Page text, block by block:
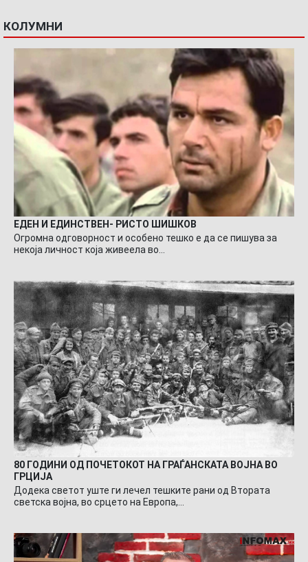
КОЛУМНИ
ЕДЕН И ЕДИНСТВЕН- РИСТО ШИШКОВ
Огромна одговорност и особено тешко е да се пишува за
некоја личност која живеела во…
80 ГОДИНИ ОД ПОЧЕТОКОТ НА ГРАЃАНСКАТА ВОЈНА ВО
ГРЦИЈА
Додека светот уште ги лечел тешките рани од Втората
светска војна, во срцето на Европа,…